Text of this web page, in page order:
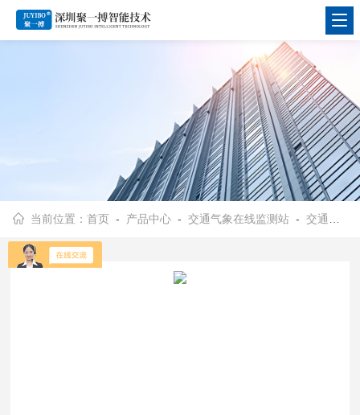
当前位置：首页 - 产品中心 -交通气象在线监测站 -交通气象在线监测系统